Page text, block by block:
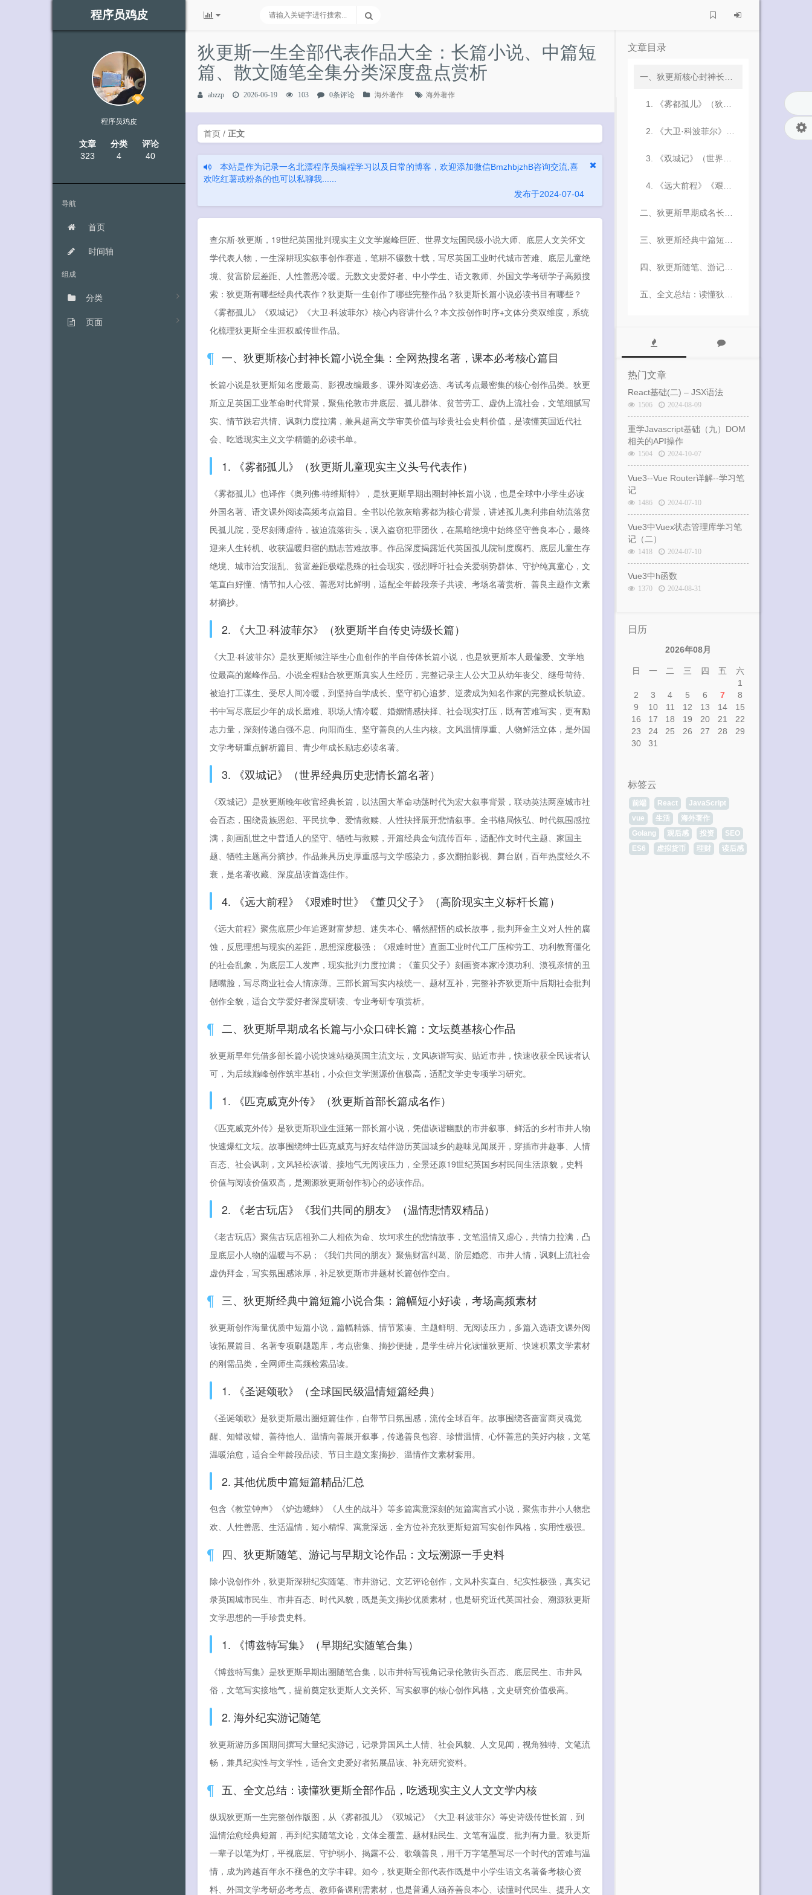
程序员鸡皮 请输入关键字进行搜索...
程序员鸡皮
文章 分类
评论
323
4 40
导航
首页
时间轴
组成
分类
页面
狄更斯一生全部代表作品大全：长篇小说、中篇短
篇、散文随笔全集分类深度盘点赏析
abzzp 2026-06-19 103 0条评论 海外著作 海外著作
首页 / 正文
本站是作为记录一名北漂程序员编程学习以及日常的博客，欢迎添加微信BmzhbjzhB咨询交流,喜
欢吃红薯或粉条的也可以私聊我......
发布于2024-07-04
查尔斯·狄更斯，19世纪英国批判现实主义文学巅峰巨匠、世界文坛国民级小说大师、底层人文关怀文
学代表人物，一生深耕现实叙事创作赛道，笔耕不辍数十载，写尽英国工业时代城市苦难、底层儿童绝
境、贫富阶层差距、人性善恶冷暖。无数文史爱好者、中小学生、语文教师、外国文学考研学子高频搜
索：狄更斯有哪些经典代表作？狄更斯一生创作了哪些完整作品？狄更斯长篇小说必读书目有哪些？
《雾都孤儿》《双城记》《大卫·科波菲尔》核心内容讲什么？本文按创作时序+文体分类双维度，系统
化梳理狄更斯全生涯权威传世作品。
一、狄更斯核心封神长篇小说全集：全网热搜名著，课本必考核心篇目
长篇小说是狄更斯知名度最高、影视改编最多、课外阅读必选、考试考点最密集的核心创作品类。狄更
斯立足英国工业革命时代背景，聚焦伦敦市井底层、孤儿群体、贫苦劳工、虚伪上流社会，文笔细腻写
实、情节跌宕共情、讽刺力度拉满，兼具超高文学审美价值与珍贵社会史料价值，是读懂英国近代社
会、吃透现实主义文学精髓的必读书单。
1. 《雾都孤儿》（狄更斯儿童现实主义头号代表作）
《雾都孤儿》也译作《奥列佛·特维斯特》，是狄更斯早期出圈封神长篇小说，也是全球中小学生必读
外国名著、语文课外阅读高频考点篇目。全书以伦敦灰暗雾都为核心背景，讲述孤儿奥利弗自幼流落贫
民孤儿院，受尽刻薄虐待，被迫流落街头，误入盗窃犯罪团伙，在黑暗绝境中始终坚守善良本心，最终
迎来人生转机、收获温暖归宿的励志苦难故事。作品深度揭露近代英国孤儿院制度腐朽、底层儿童生存
绝境、城市治安混乱、贫富差距极端悬殊的社会现实，强烈呼吁社会关爱弱势群体、守护纯真童心，文
笔直白好懂、情节扣人心弦、善恶对比鲜明，适配全年龄段亲子共读、考场名著赏析、善良主题作文素
材摘抄。
2. 《大卫·科波菲尔》（狄更斯半自传史诗级长篇）
《大卫·科波菲尔》是狄更斯倾注毕生心血创作的半自传体长篇小说，也是狄更斯本人最偏爱、文学地
位最高的巅峰作品。小说全程贴合狄更斯真实人生经历，完整记录主人公大卫从幼年丧父、继母苛待、
被迫打工谋生、受尽人间冷暖，到坚持自学成长、坚守初心追梦、逆袭成为知名作家的完整成长轨迹。
书中写尽底层少年的成长磨难、职场人情冷暖、婚姻情感抉择、社会现实打压，既有苦难写实，更有励
志力量，深刻传递自强不息、向阳而生、坚守善良的人生内核。文风温情厚重、人物鲜活立体，是外国
文学考研重点解析篇目、青少年成长励志必读名著。
3. 《双城记》（世界经典历史悲情长篇名著）
《双城记》是狄更斯晚年收官经典长篇，以法国大革命动荡时代为宏大叙事背景，联动英法两座城市社
会百态，围绕贵族恩怨、平民抗争、爱情救赎、人性抉择展开悲情叙事。全书格局恢弘、时代氛围感拉
满，刻画乱世之中普通人的坚守、牺牲与救赎，开篇经典金句流传百年，适配作文时代主题、家国主
题、牺牲主题高分摘抄。作品兼具历史厚重感与文学感染力，多次翻拍影视、舞台剧，百年热度经久不
衰，是名著收藏、深度品读首选佳作。
4. 《远大前程》《艰难时世》《董贝父子》（高阶现实主义标杆长篇）
《远大前程》聚焦底层少年追逐财富梦想、迷失本心、幡然醒悟的成长故事，批判拜金主义对人性的腐
蚀，反思理想与现实的差距，思想深度极强；《艰难时世》直面工业时代工厂压榨劳工、功利教育僵化
的社会乱象，为底层工人发声，现实批判力度拉满；《董贝父子》刻画资本家冷漠功利、漠视亲情的丑
陋嘴脸，写尽商业社会人情凉薄。三部长篇写实内核统一、题材互补，完整补齐狄更斯中后期社会批判
创作全貌，适合文学爱好者深度研读、专业考研专项赏析。
二、狄更斯早期成名长篇与小众口碑长篇：文坛奠基核心作品
狄更斯早年凭借多部长篇小说快速站稳英国主流文坛，文风诙谐写实、贴近市井，快速收获全民读者认
可，为后续巅峰创作筑牢基础，小众但文学溯源价值极高，适配文学史专项学习研究。
1. 《匹克威克外传》（狄更斯首部长篇成名作）
《匹克威克外传》是狄更斯职业生涯第一部长篇小说，凭借诙谐幽默的市井叙事、鲜活的乡村市井人物
快速爆红文坛。故事围绕绅士匹克威克与好友结伴游历英国城乡的趣味见闻展开，穿插市井趣事、人情
百态、社会讽刺，文风轻松诙谐、接地气无阅读压力，全景还原19世纪英国乡村民间生活原貌，史料
价值与阅读价值双高，是溯源狄更斯创作初心的必读作品。
2. 《老古玩店》《我们共同的朋友》（温情悲情双精品）
《老古玩店》聚焦古玩店祖孙二人相依为命、坎坷求生的悲情故事，文笔温情又虐心，共情力拉满，凸
显底层小人物的温暖与不易；《我们共同的朋友》聚焦财富纠葛、阶层婚恋、市井人情，讽刺上流社会
虚伪拜金，写实氛围感浓厚，补足狄更斯市井题材长篇创作空白。
三、狄更斯经典中篇短篇小说合集：篇幅短小好读，考场高频素材
狄更斯创作海量优质中短篇小说，篇幅精炼、情节紧凑、主题鲜明、无阅读压力，多篇入选语文课外阅
读拓展篇目、名著专项刷题题库，考点密集、摘抄便捷，是学生碎片化读懂狄更斯、快速积累文学素材
的刚需品类，全网师生高频检索品读。
1. 《圣诞颂歌》（全球国民级温情短篇经典）
《圣诞颂歌》是狄更斯最出圈短篇佳作，自带节日氛围感，流传全球百年。故事围绕吝啬富商灵魂觉
醒、知错改错、善待他人、温情向善展开叙事，传递善良包容、珍惜温情、心怀善意的美好内核，文笔
温暖治愈，适合全年龄段品读、节日主题文案摘抄、温情作文素材套用。
2. 其他优质中篇短篇精品汇总
包含《教堂钟声》《炉边蟋蟀》《人生的战斗》等多篇寓意深刻的短篇寓言式小说，聚焦市井小人物悲
欢、人性善恶、生活温情，短小精悍、寓意深远，全方位补充狄更斯短篇写实创作风格，实用性极强。
四、狄更斯随笔、游记与早期文论作品：文坛溯源一手史料
除小说创作外，狄更斯深耕纪实随笔、市井游记、文艺评论创作，文风朴实直白、纪实性极强，真实记
录英国城市民生、市井百态、时代风貌，既是美文摘抄优质素材，也是研究近代英国社会、溯源狄更斯
文学思想的一手珍贵史料。
1. 《博兹特写集》（早期纪实随笔合集）
《博兹特写集》是狄更斯早期出圈随笔合集，以市井特写视角记录伦敦街头百态、底层民生、市井风
俗，文笔写实接地气，提前奠定狄更斯人文关怀、写实叙事的核心创作风格，文史研究价值极高。
2. 海外纪实游记随笔
狄更斯游历多国期间撰写大量纪实游记，记录异国风土人情、社会风貌、人文见闻，视角独特、文笔流
畅，兼具纪实性与文学性，适合文史爱好者拓展品读、补充研究资料。
五、全文总结：读懂狄更斯全部作品，吃透现实主义人文文学内核
纵观狄更斯一生完整创作版图，从《雾都孤儿》《双城记》《大卫·科波菲尔》等史诗级传世长篇，到
温情治愈经典短篇，再到纪实随笔文论，文体全覆盖、题材贴民生、文笔有温度、批判有力量。狄更斯
一辈子以笔为灯，平视底层、守护弱小、揭露不公、歌颂善良，用千万字笔墨写尽一个时代的苦难与温
情，成为跨越百年永不褪色的文学丰碑。如今，狄更斯全部代表作既是中小学生语文名著备考核心资
料、外国文学考研必考考点、教师备课刚需素材，也是普通人涵养善良本心、读懂时代民生、提升人文
文章目录
1. 《雾都孤儿》（狄更斯儿童现实主义头号代表作）
2. 《大卫·科波菲尔》（狄更斯半自传史诗级长篇）
3. 《双城记》（世界经典历史悲情长篇名著）
4. 《远大前程》《艰难时世》《董贝父子》（高阶现实主义标杆长篇）
二、狄更斯早期成名长篇与小众口碑长篇：文坛奠基核心作品
1. 《匹克威克外传》（狄更斯首部长篇成名作）
2. 《老古玩店》《我们共同的朋友》（温情悲情双精品）
三、狄更斯经典中篇短篇小说合集：篇幅短小好读，考场高频素材
1. 《圣诞颂歌》（全球国民级温情短篇经典）
2. 其他优质中篇短篇精品汇总
四、狄更斯随笔、游记与早期文论作品：文坛溯源一手史料
1. 《博兹特写集》（早期纪实随笔合集）
五、全文总结：读懂狄更斯全部作品，吃透现实主义人文文学内核
热门文章
React基础(二) – JSX语法
1506 2024-08-09
重学Javascript基础（九）DOM
相关的API操作
1504 2024-10-07
Vue3--Vue Router详解--学习笔
记
1486 2024-07-10
Vue3中Vuex状态管理库学习笔
记（二）
1418 2024-07-10
Vue3中h函数
1370 2024-08-31
日历
2026年08月
日 一 二 三 四 五
六
1
2
3 4 5 6 7
8
9
10 11 12 13 14
15
16
17 18 19 20 21
22
23
24 25 26 27 28
29
30
31
标签云
前端 React
JavaScript
vue
生活
海外著作
Golang
观后感 投资
SEO
ES6
虚拟货币 理财 读后感